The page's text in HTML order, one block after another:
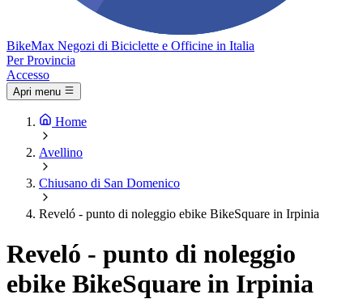
BikeMax Negozi di Biciclette e Officine in Italia
Per Provincia
Accesso
Apri menu
Home
Avellino
Chiusano di San Domenico
Reveló - punto di noleggio ebike BikeSquare in Irpinia
Reveló - punto di noleggio
ebike BikeSquare in Irpinia